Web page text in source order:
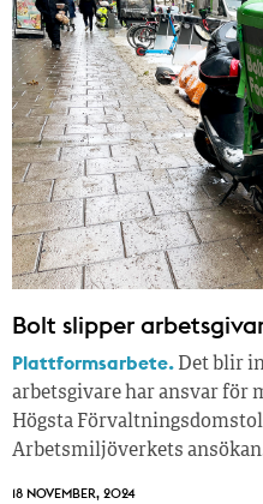
Bolt slipper
Plattformsarbete. Det blir
arbetsgivare har ansvar för
Högsta
Arbetsmiljöverkets
18 NOVEMBER, 2024